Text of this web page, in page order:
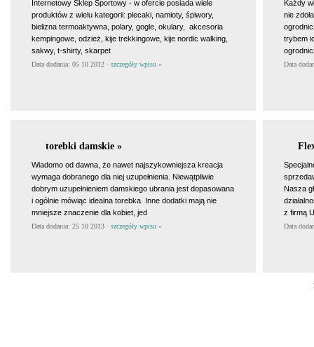
Internetowy Sklep Sportowy - w ofercie posiada wiele
produktów z wielu kategorii: plecaki, namioty, śpiwory,
bielizna termoaktywna, polary, gogle, okulary, akcesoria
kempingowe, odzież, kije trekkingowe, kije nordic walking,
sakwy, t-shirty, skarpet
Data dodania: 05 10 2012 · szczegóły wpisu »
Każdy
nie
trybem
Data
torebki damskie »
Wiadomo od dawna, że nawet najszykowniejsza kreacja
wymaga dobranego dla niej uzupełnienia. Niewątpliwie
dobrym uzupełnieniem damskiego ubrania jest dopasowana
i ogólnie mówiąc idealna torebka. Inne dodatki mają nie
mniejsze znaczenie dla kobiet, jed
Data dodania: 25 10 2013 · szczegóły wpisu »
Nasza
z firmą
Data